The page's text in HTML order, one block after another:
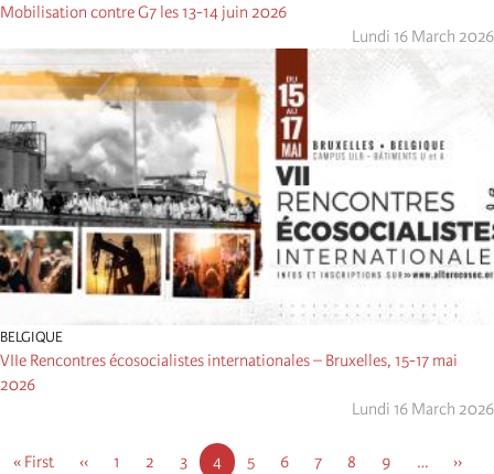
Mobilisation contre G7 les 13-14 juin 2026
Lundi 16 March 2026
BELGIQUE
VIIe Rencontres écosocialistes internationales – Bruxelles, 15-17 mai
2026
Lundi 16 March 2026
First
« First
Page
‹‹ Page
1 Page
2 Page
3
Page
4 Page
5 Page
6 Page
7 Page
8 Page
9 …
Page
››